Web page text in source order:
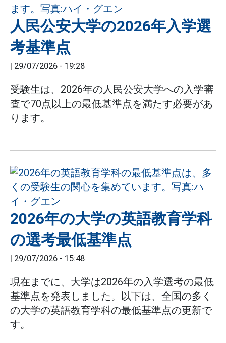
人民公安大学の2026年入学選
考基準点
| 29/07/2026 - 19:28
受験生は、2026年の人民公安大学への入学審
査で70点以上の最低基準点を満たす必要があ
ります。
2026年の大学の英語教育学科
の選考最低基準点
| 29/07/2026 - 15:48
現在までに、大学は2026年の入学選考の最低
基準点を発表しました。以下は、全国の多く
の大学の英語教育学科の最低基準点の更新で
す。